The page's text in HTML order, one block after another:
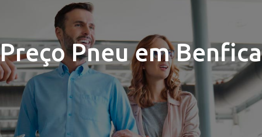
Preço Pneu em Benfica